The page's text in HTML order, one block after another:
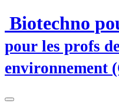
Biotechno
pour les profs
environnement